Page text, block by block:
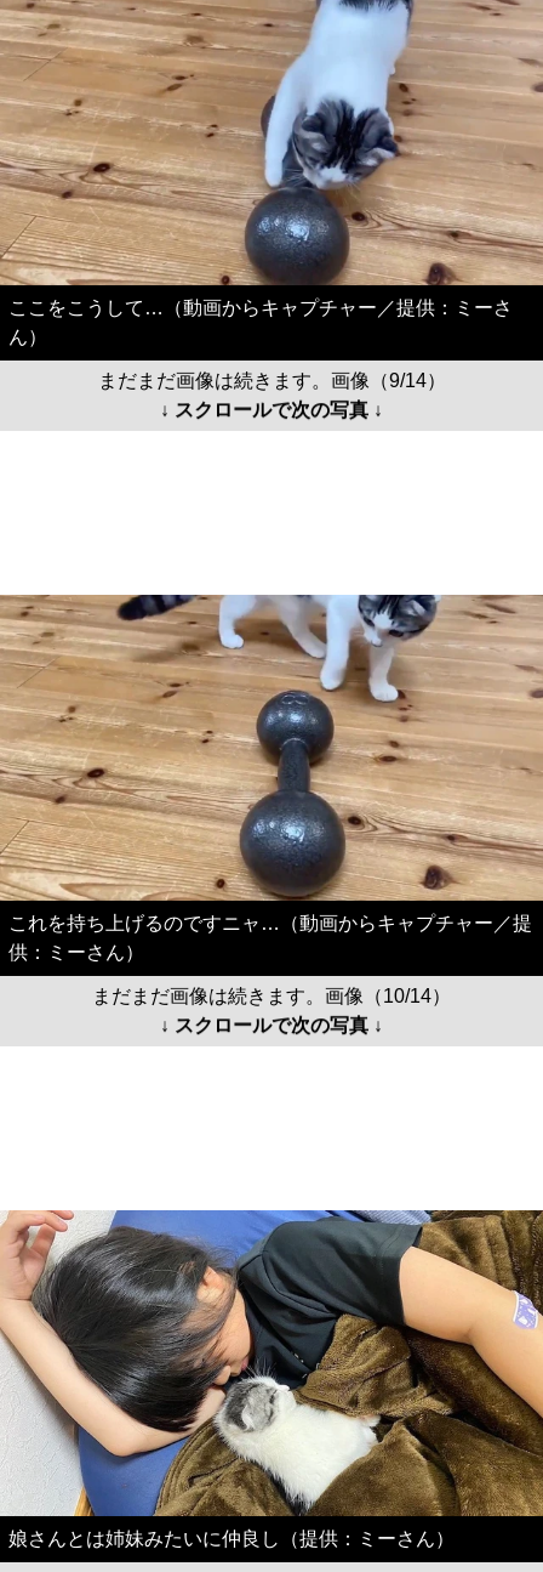
ここをこうして…（動画からキャプチャー／提供：ミーさ
ん）
まだまだ画像は続きます。画像（9/14）
↓ スクロールで次の写真 ↓
これを持ち上げるのですニャ…（動画からキャプチャー／提
供：ミーさん）
まだまだ画像は続きます。画像（10/14）
↓ スクロールで次の写真 ↓
娘さんとは姉妹みたいに仲良し（提供：ミーさん）